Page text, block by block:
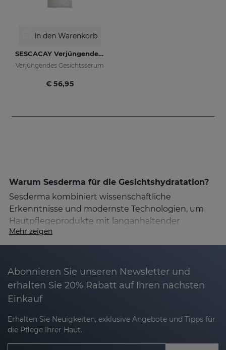
In den Warenkorb
SESCACAY Verjüngendes Serum
Verjüngendes Gesichtsserum
€ 56,95
Warum Sesderma für die Gesichtshydratation?
Sesderma kombiniert wissenschaftliche
Erkenntnisse und modernste Technologien, um
Hautpflegeprodukte mit langanhaltender
Wirkung zu entwickeln. Jede Formel ist speziell auf
unterschiedliche Hautbedürfnisse abgestimmt –
fettige Haut. Dank hochwertiger Inhaltsstoffe und
der patentierten Nanotech-Technologie ziehen die
Produkte schnell und tief ein, sodass bereits nach
erzielt werden.
Mehr zeigen
Abonnieren Sie unseren Newsletter und
erhalten Sie 20% Rabatt auf Ihren nächsten
Einkauf
Erhalten Sie Neuigkeiten, exklusive Angebote und Tipps für
die Pflege Ihrer Haut.